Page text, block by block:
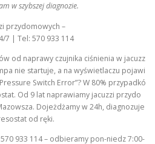
w szybszej diagnozie.
przydomowych –
7 | Tel: 570 933 114
od naprawy czujnika ciśnienia w jacuzz
nie startuje, a na wyświetlaczu pojawi
Switch Error”? W 80% przypadkó
Od 9 lat naprawiamy jacuzzi przydo
Dojeżdżamy w 24h, diagnozuje
od ręki.
933 114 – odbieramy pon-niedz 7:00-